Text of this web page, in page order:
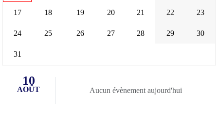
17 18 19 20 21 22 23
24 25 26 27 28 29 30
31
10
AOÛT Aucun évènement aujourd'hui